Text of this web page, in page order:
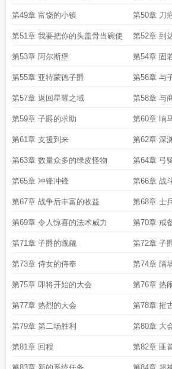
第49章 富饶的小镇 第50章 刀
第51章 我要把你的头盖骨当碗使 第52章 到
第53章 阿尔斯堡 第54章 固
第55章 亚特蒙德子爵 第56章 与
第57章 返回星耀之域 第58章 与
第59章 子爵的求助 第60章 响
第61章 支援到来 第62章 深
第63章 数量众多的绿皮怪物 第64章 弓
第65章 冲锋冲锋 第66章 战
第67章 战争后丰富的收益 第68章 士
第69章 令人惊喜的法术威力 第70章 戒
第71章 子爵的觊觎 第72章 子
第73章 侍女的侍奉 第74章 隔
第75章 即将开始的大会 第76章 热
第77章 热烈的大会 第78章 摧
第79章 第二场胜利 第80章 大
第81章 回程 第82章 匪